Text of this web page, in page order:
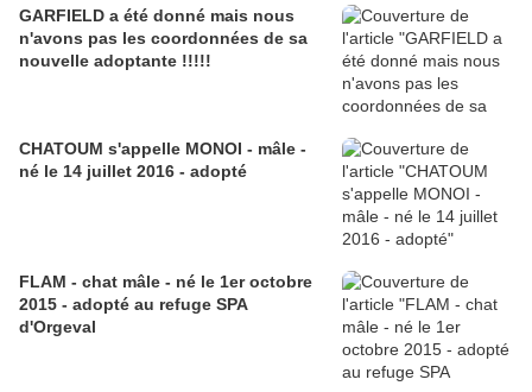
GARFIELD a été donné mais nous
n'avons pas les coordonnées de sa
nouvelle adoptante !!!!!
CHATOUM s'appelle MONOI - mâle -
né le 14 juillet 2016 - adopté
FLAM - chat mâle - né le 1er octobre
2015 - adopté au refuge SPA
d'Orgeval